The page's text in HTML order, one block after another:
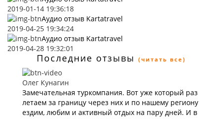
2019-01-14 19:36:18
Аудио отзыв Kartatravel
2019-04-25 19:34:24
Аудио отзыв Kartatravel
2019-04-28 19:32:01
Последние отзывы (читать все)
Олег Кунагин
Замечательная туркомпания. Вот уже который раз
летаем за границу через них и по нашему региону
ездим, любим и активный отдых на пару дней. И в